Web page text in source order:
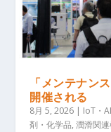
「メンテナン
開催される
8月 5, 2026 | IoT・AI
剤・化学品,潤滑関